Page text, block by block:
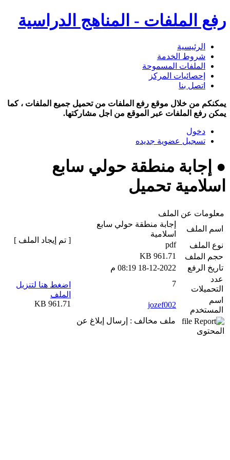
رفع الملفات - المناهج الدراسية
الرئيسية
شروط الخدمة
الملفات المسموحة
إحصائيات المركز
اتصل بنا
يمكنكم من خلال موقع رفع الملفات من تحميل جميع الملفات ، كما
يمكن رفع الملفات عبر الموقع من اجل مشاركتها.
دخول
تسجيل عضوية جديده
● إجابة منطقة حولي سابع
اسلامية تحميل
معلومات عن الملف
اسم الملف
إجابة منطقة حولي سابع
اسلامية
نوع الملف
pdf
حجم الملف
961.71 KB
تاريخ الرفع
18-12-2022 08:19 م
عدد
التحميلات
7
اسم
المستخدم
jozef002
ملف مخالف : إرسال إبلاغ عن
المحتوى
[ تم إيجاد الملف ]
اضغط هنا لتنزيل
الملف
961.71 KB